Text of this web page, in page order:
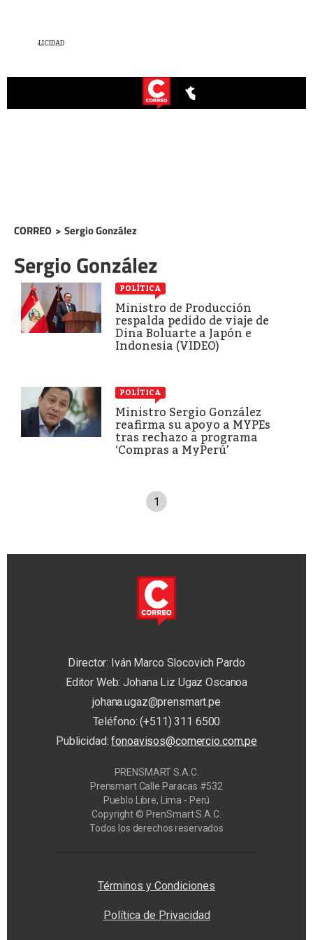
CORREO > Sergio González
Sergio González
POLÍTICA
Ministro de Producción
respalda pedido de viaje de
Dina Boluarte a Japón e
Indonesia (VIDEO)
POLÍTICA
Ministro Sergio González
reafirma su apoyo a MYPEs
tras rechazo a programa
‘Compras a MyPerú’
1
Director: Iván Marco Slocovich Pardo
Editor Web: Johana Liz Ugaz Oscanoa
johana.ugaz@prensmart.pe
Teléfono: (+511) 311 6500
Publicidad:fonoavisos@comercio.com.pe
PRENSMART S.A.C.
Prensmart Calle Paracas #532
Pueblo Libre, Lima - Perú
Copyright © PrenSmart S.A.C.
Todos los derechos reservados
Términos y Condiciones
Política de Privacidad